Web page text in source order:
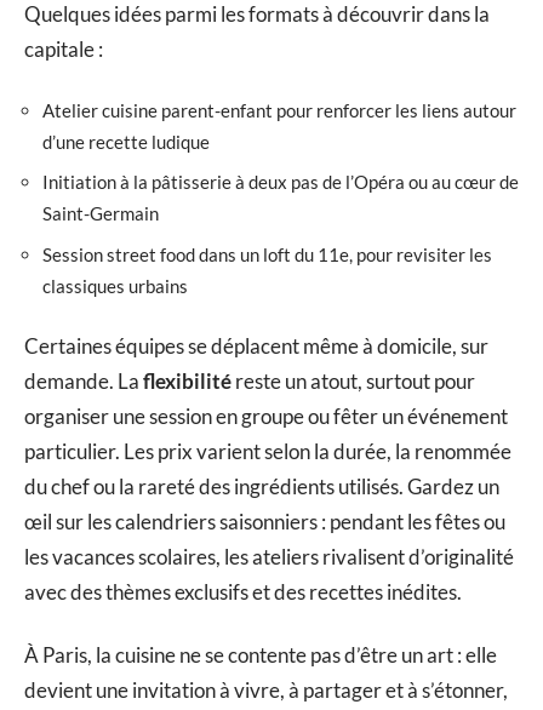
Quelques idées parmi les formats à découvrir dans la
capitale :
Atelier cuisine parent-enfant pour renforcer les liens autour
d’une recette ludique
Initiation à la pâtisserie à deux pas de l’Opéra ou au cœur de
Saint-Germain
Session street food dans un loft du 11e, pour revisiter les
classiques urbains
Certaines équipes se déplacent même à domicile, sur
demande. Laflexibilitéreste un atout, surtout pour
organiser une session en groupe ou fêter un événement
particulier. Les prix varient selon la durée, la renommée
du chef ou la rareté des ingrédients utilisés. Gardez un
œil sur les calendriers saisonniers : pendant les fêtes ou
les vacances scolaires, les ateliers rivalisent d’originalité
avec des thèmes exclusifs et des recettes inédites.
À Paris, la cuisine ne se contente pas d’être un art : elle
devient une invitation à vivre, à partager et à s’étonner,